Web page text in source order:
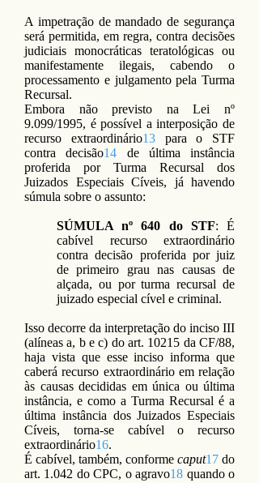
A impetração de mandado de segurança
será permitida, em regra, contra decisões
judiciais monocráticas teratológicas ou
manifestamente ilegais, cabendo o
processamento e julgamento pela Turma
Recursal.
Embora não previsto na Lei nº
9.099/1995, é possível a interposição de
recurso extraordinário13para o STF
contra decisão14 de última instância
proferida por Turma Recursal dos
Juizados Especiais Cíveis, já havendo
súmula sobre o assunto:
SÚMULA nº 640 do STF: É
cabível recurso extraordinário
contra decisão proferida por juiz
de primeiro grau nas causas de
alçada, ou por turma recursal de
juizado especial cível e criminal.
Isso decorre da interpretação do inciso III
(alíneas a, b e c) do art. 10215 da CF/88,
haja vista que esse inciso informa que
caberá recurso extraordinário em relação
às causas decididas em única ou última
instância, e como a Turma Recursal é a
última instância dos Juizados Especiais
Cíveis, torna-se cabível o recurso
extraordinário16.
É cabível, também, conforme caput17 do
art. 1.042 do CPC, o agravo18 quando o